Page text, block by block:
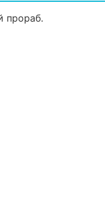
прораб.